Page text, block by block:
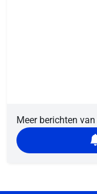
Meer berichten van